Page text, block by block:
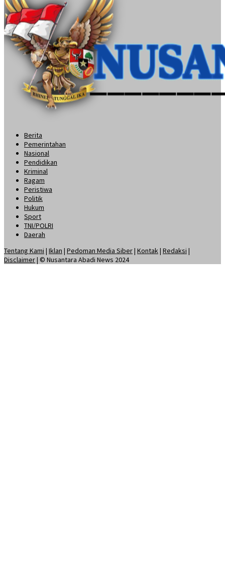
Berita
Pemerintahan
Nasional
Pendidikan
Kriminal
Ragam
Peristiwa
Politik
Hukum
Sport
TNI/POLRI
Daerah
Tentang Kami | Iklan | Pedoman Media Siber| Kontak| Redaksi |
Disclaimer| © Nusantara Abadi News 2024